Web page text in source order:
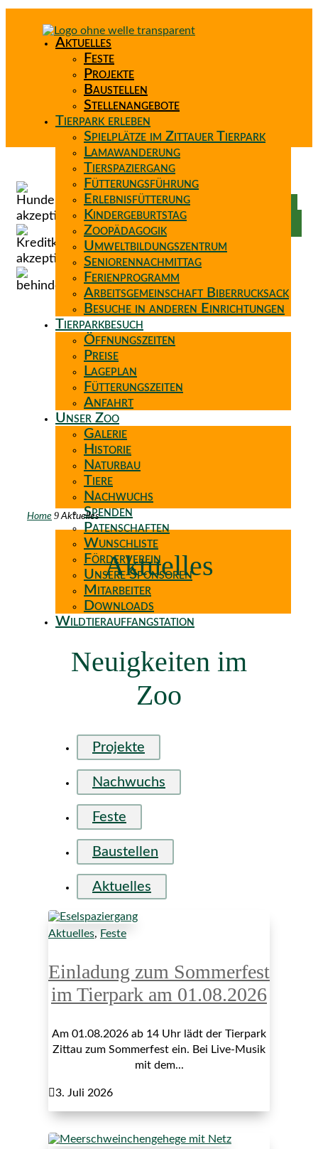
Aktuelles
Feste
Projekte
Baustellen
Stellenangebote
Tierpark erleben
Spielplätze im Zittauer Tierpark
Lamawanderung
Tierspaziergang
Fütterungsführung
Erlebnisfütterung
Kindergeburtstag
Zoopädagogik
Umweltbildungszentrum
Seniorennachmittag
Ferienprogramm
Arbeitsgemeinschaft Biberrucksack
Besuche in anderen Einrichtungen
Tierparkbesuch
Öffnungszeiten
Preise
Lageplan
Fütterungszeiten
Anfahrt
Unser Zoo
Galerie
Historie
Naturbau
Tiere
Nachwuchs
Spenden
Patenschaften
Wunschliste
Förderverein
Unsere Sponsoren
Mitarbeiter
Downloads
Wildtierauffangstation
Home 9 Aktuelles
Aktuelles
Neuigkeiten im
Zoo
Projekte
Nachwuchs
Feste
Baustellen
Aktuelles
Aktuelles, Feste
Einladung zum Sommerfest
im Tierpark am 01.08.2026
Am 01.08.2026 ab 14 Uhr lädt der Tierpark
Zittau zum Sommerfest ein. Bei Live-Musik
mit dem...
3. Juli 2026